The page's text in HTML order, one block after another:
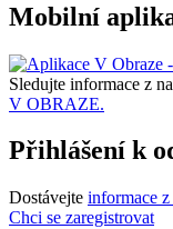
Mobilní
Sledujte informace z
V OBRAZE.
Přihlášení k
Dostávejte informace z
Chci se zaregistrovat